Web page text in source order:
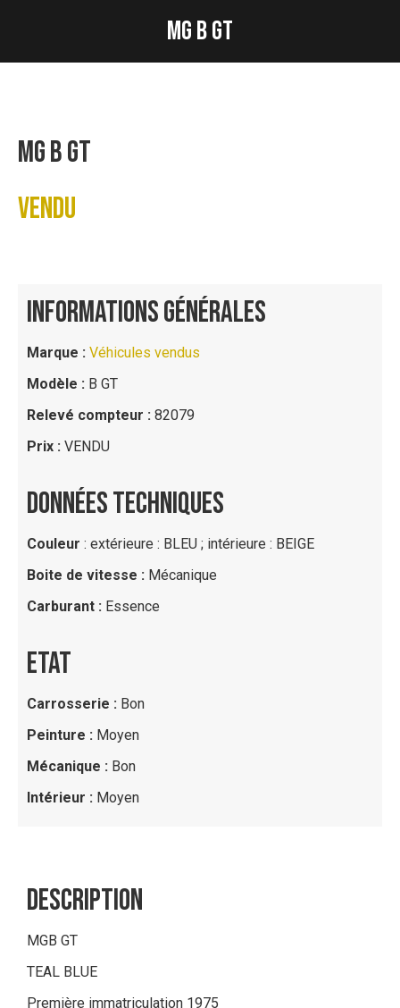
MG B GT
Vous êtes ici :
MG B GT
VENDU
INFORMATIONS GÉNÉRALES
Marque : Véhicules vendus
Modèle : B GT
Relevé compteur : 82079
Prix : VENDU
DONNÉES TECHNIQUES
Couleur : extérieure : BLEU ; intérieure : BEIGE
Boite de vitesse : Mécanique
Carburant : Essence
ETAT
Carrosserie : Bon
Peinture : Moyen
Mécanique : Bon
Intérieur : Moyen
DESCRIPTION
MGB GT
TEAL BLUE
Première immatriculation 1975